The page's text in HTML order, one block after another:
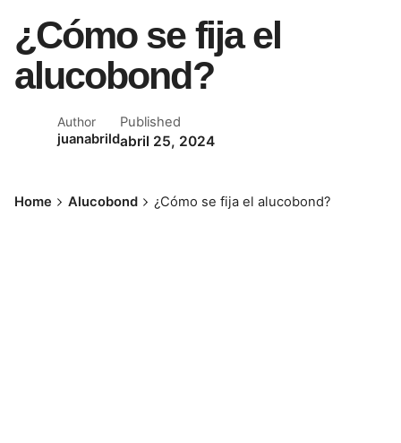
¿Cómo se fija el
alucobond?
Author
juanabrild
Published
abril 25, 2024
Home Alucobond ¿Cómo se fija el alucobond?